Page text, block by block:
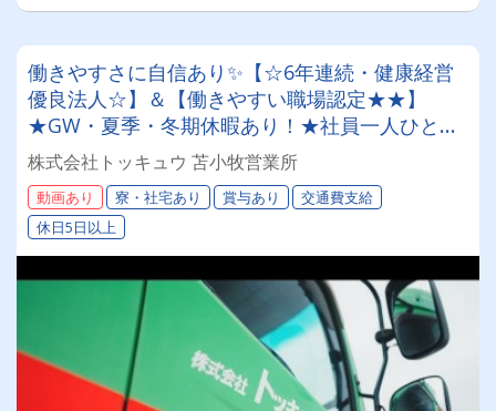
働きやすさに自信あり✨【☆6年連続・健康経営
優良法人☆】＆【働きやすい職場認定★★】
★GW・夏季・冬期休暇あり！★社員一人ひとり
を大切にする昭和34年設立の安定企業！＜未経験
者も大歓迎！4tドライバー＞
株式会社トッキュウ 苫小牧営業所
動画あり 寮・社宅あり 賞与あり
交通費支給
休日5日以上